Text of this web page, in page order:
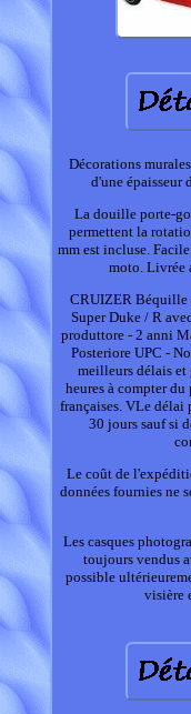
Décorations
d'une épaisseur
La douille porte-
permettent la
mm est incluse.
moto. Livrée
CRUIZER Béquille
Super Duke / R
produttore - 2 anni
Posteriore UPC -
meilleurs délais et
heures à compter
françaises. VLe délai
30 jours sauf si
Le coût de
données fournies ne
Les casques
toujours vendus
possible
visière